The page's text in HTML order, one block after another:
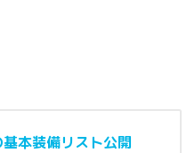
本装備リスト公開